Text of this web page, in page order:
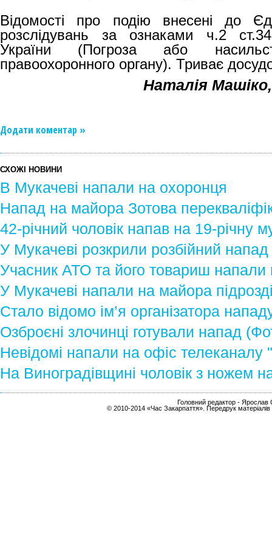
Відомості про подію внесені до
розслідувань за ознаками ч.2
України (Погроза або
правоохоронного органу). Триває
Наталія
Додати коментар »
СХОЖІ НОВИНИ
В Мукачеві напали на охоронця
Напад на майора Зотова
42-річний чоловік напав на 19-річну
У Мукачеві розкрили розбійний
Учасник АТО та його товариш
У Мукачеві напали на майора
Стало відомо ім’я організатора
Озброєні злочинці готували напад
Невідомі напали на офіс телеканалу
На Виноградівщині чоловік з ножем
Головний редактор - Ярослав
© 2010-2014 «Час Закарпаття». Передрук